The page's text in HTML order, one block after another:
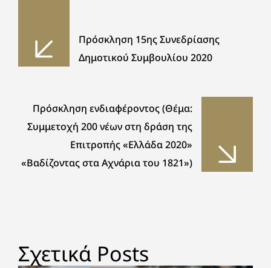
Πρόσκληση 15ης Συνεδρίασης
Δημοτικού Συμβουλίου 2020
Πρόσκληση ενδιαφέροντος (Θέμα:
Συμμετοχή 200 νέων στη δράση της
Επιτροπής «Ελλάδα 2020»
«Βαδίζοντας στα Αχνάρια του 1821»)
Σχετικά Posts